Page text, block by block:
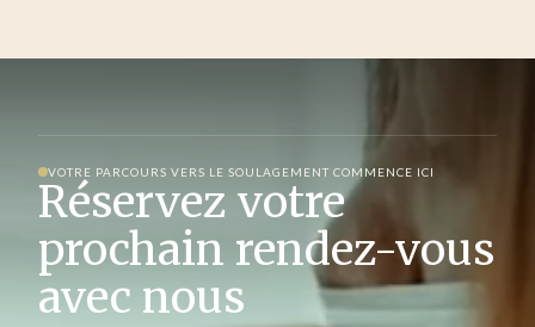
VOTRE PARCOURS VERS LE SOULAGEMENT COMMENCE ICI
Réservez votre
prochain rendez-vous
avec nous